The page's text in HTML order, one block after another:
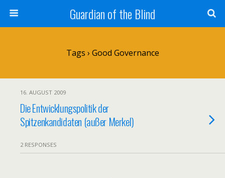
Guardian of the Blind
Tags › Good Governance
16. AUGUST 2009
Die Entwicklungspolitik der
Spitzenkandidaten (außer Merkel)
2 RESPONSES